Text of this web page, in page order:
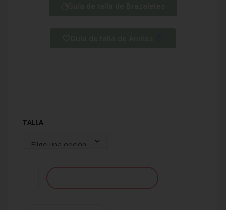
TALLA